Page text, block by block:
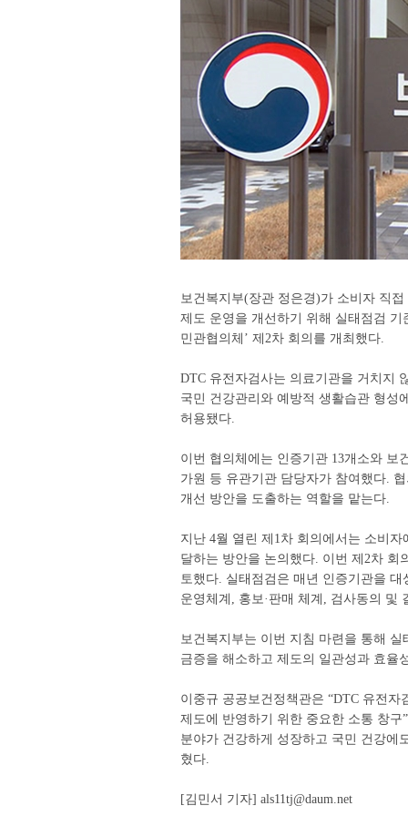
보건복지부(장관 정은경)가 소비자 직
제도 운영을 개선하기 위해 실태점검 기
민관협의체’ 제2차 회의를 개최했다.
DTC 유전자검사는 의료기관을 거치지
국민 건강관리와 예방적 생활습관 형성
허용됐다.
이번 협의체에는 인증기관 13개소와 보
가원 등 유관기관 담당자가 참여했다.
개선 방안을 도출하는 역할을 맡는다.
지난 4월 열린 제1차 회의에서는 소비
달하는 방안을 논의했다. 이번 제2차 회
토했다. 실태점검은 매년 인증기관을
운영체계, 홍보·판매 체계, 검사동의 및
보건복지부는 이번 지침 마련을 통해
금증을 해소하고 제도의 일관성과 효율
이중규 공공보건정책관은 “DTC 유전
제도에 반영하기 위한 중요한 소통 창
분야가 건강하게 성장하고 국민 건강에
혔다.
[김민서 기자] als11tj@daum.net